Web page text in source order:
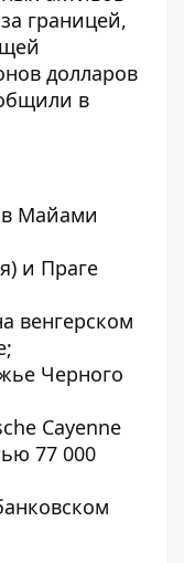
границей,
долларов
в
Майами
и Праге
венгерском
Черного
Cayenne
77 000